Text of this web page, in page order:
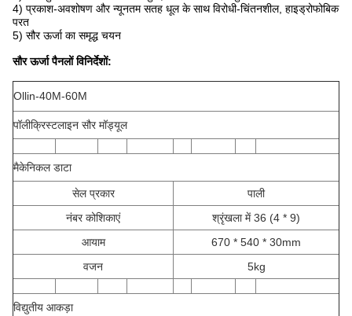
4) प्रकाश-अवशोषण और न्यूनतम सतह धूल के साथ विरोधी-चिंतनशील, हाइड्रोफोबिक
परत
5) सौर ऊर्जा का समृद्ध चयन
सौर ऊर्जा पैनलों विनिर्देशों:
Ollin-40M-60M
पॉलीक्रिस्टलाइन सौर मॉड्यूल
मैकेनिकल डाटा
सेल प्रकार
पाली
नंबर कोशिकाएं
श्रृंखला में 36 (4 * 9)
आयाम
670 * 540 * 30mm
वजन
5kg
विद्युतीय आकड़ा